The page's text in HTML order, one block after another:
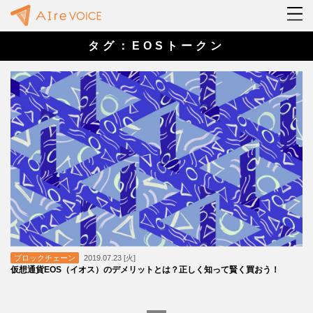
タグ：EOSトークン
ブロックチェーン 2019.07.23 [火]
仮想通貨EOS（イオス）のデメリットとは？正しく知って賢く買おう！